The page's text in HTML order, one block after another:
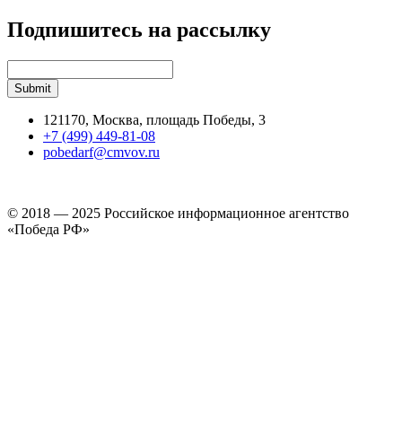
Подпишитесь на рассылку
121170, Москва, площадь Победы, 3
+7 (499) 449-81-08
pobedarf@cmvov.ru
© 2018 — 2025 Российское информационное агентство
«Победа РФ»